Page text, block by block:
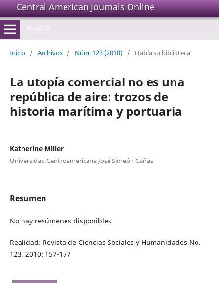
Central American Journals Online
Inicio / Archivos / Núm. 123 (2010) / Habla su biblioteca
La utopía comercial no es una
república de aire: trozos de
historia marítima y portuaria
Katherine Miller
Universidad Centroamericana José Simeón Cañas
Resumen
No hay resúmenes disponibles
Realidad: Revista de Ciencias Sociales y Humanidades No.
123, 2010: 157-177